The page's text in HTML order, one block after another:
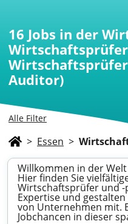
Alle Filter
16 Jobs in der
Auditor)
> Essen >
Willkommen in der
Hier finden Sie
Wirtschaftsprüfer und
Expertise und
von Unternehmen mit.
Jobchancen in dieser